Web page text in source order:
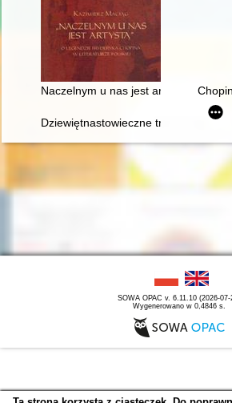
Naczelnym u nas jest artystą". O
Dziewiętnastowieczne transkrypcje
SOWA OPAC v. 6.11.10 (2026-07-
Wygenerowano w 0,4846 s.